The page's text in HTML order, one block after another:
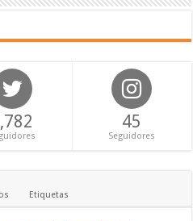
45
Seguidores
Etiquetas